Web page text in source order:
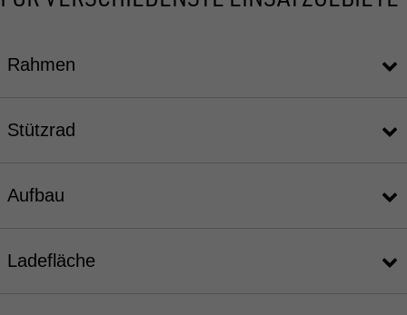
Rahmen
Stützrad
Aufbau
Ladefläche